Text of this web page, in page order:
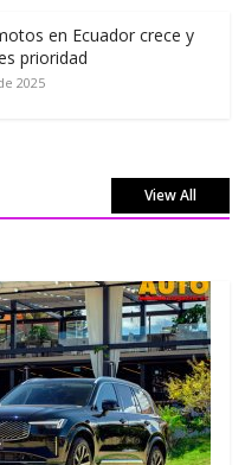
en Ecuador crece y
prioridad
2025
View All